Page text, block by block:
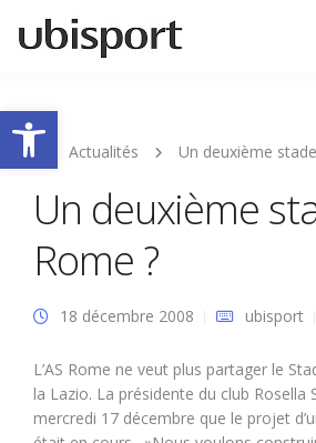
Ouvrir la barre
Actualités Un deuxième
Un deuxième
Rome ?
18 décembre 2008 ubisport
L’AS Rome ne veut plus partager le
la Lazio. La présidente du club Rosella
mercredi 17 décembre que le projet